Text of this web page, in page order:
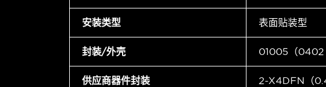
安装类型 表面贴装型
封装/外壳 01005（0402
供应商器件封装 2-X4DFN（